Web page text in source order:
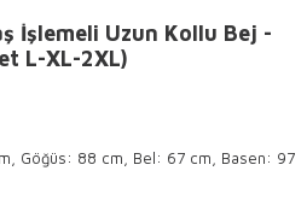
İşlemeli Uzun Kollu Bej -
L-XL-2XL)
Göğüs: 88 cm, Bel: 67 cm, Basen: 97